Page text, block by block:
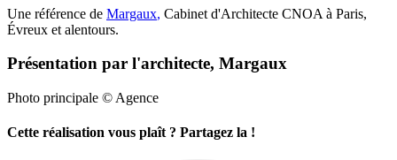
Une référence de Margaux, Cabinet d'Architecte CNOA à Paris,
Évreux et alentours.
Présentation par l'architecte, Margaux
Photo principale © Agence
Cette réalisation vous plaît ? Partagez la !